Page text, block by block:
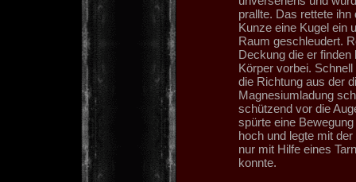
prallte. Das rettete
Kunze eine Kugel ein
Raum geschleudert.
Deckung die er
Körper vorbei.
die Richtung aus der
Magnesiumladung
schützend vor die
spürte eine
hoch und legte mit
nur mit Hilfe eines
konnte.